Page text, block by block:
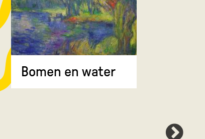
Bomen en water